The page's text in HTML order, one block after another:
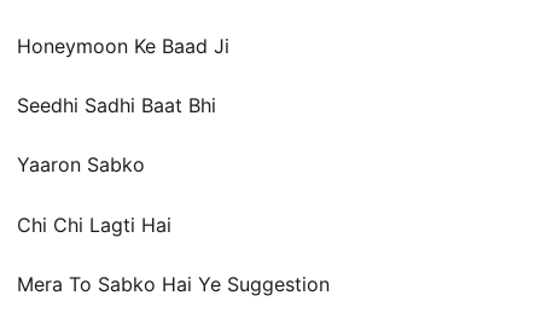
Honeymoon Ke Baad Ji
Seedhi Sadhi Baat Bhi
Yaaron Sabko
Chi Chi Lagti Hai
Mera To Sabko Hai Ye Suggestion